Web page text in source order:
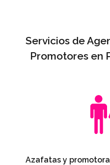
Servicios de
Promotores en
Azafatas y